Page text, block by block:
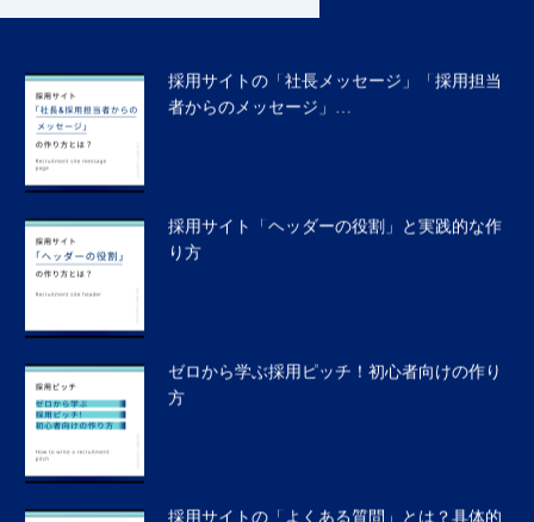
採用サイトの「社長メッセージ」「採用担当
者からのメッセージ」…
採用サイト「ヘッダーの役割」と実践的な作
り方
ゼロから学ぶ採用ピッチ！初心者向けの作り
方
採用サイトの「よくある質問」とは？具体的